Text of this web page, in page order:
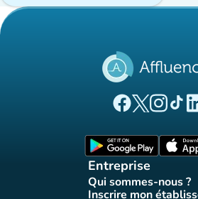
(nouvel(nouvel
Entreprise
Qui sommes-nous ?
(nouvel
Inscrire mon